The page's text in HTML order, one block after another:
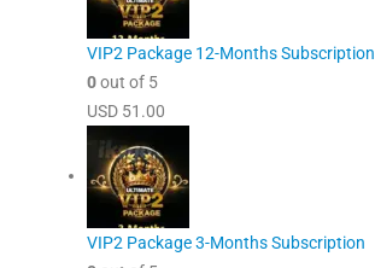
VIP2 Package 12-Months Subscription
0out of 5
USD 51.00
VIP2 Package 3-Months Subscription